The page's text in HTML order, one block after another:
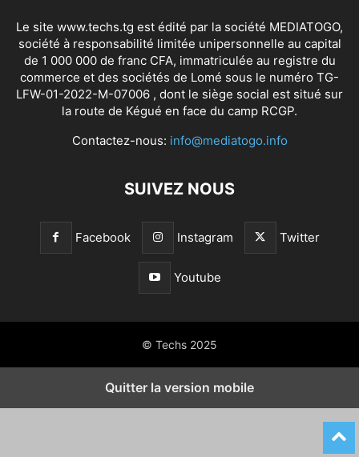
Le site www.techs.tg est édité par la société MEDIATOGO,
société à responsabilité limitée unipersonnelle au capital
de 1 000 000 de franc CFA, immatriculée au registre du
commerce et des sociétés de Lomé sous le numéro TG-
LFW-01-2022-M-07006 , dont le siège social est situé sur
la route de Kégué en face du camp RCGP.
Contactez-nous: info@mediatogo.info
SUIVEZ NOUS
Facebook Instagram Twitter
Youtube
© Techs 2025
Quitter la version mobile